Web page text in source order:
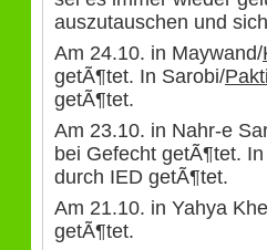
auszutauschen und
Am 24.10. in Maywand/
getÃ¶tet. In Sarobi/
getÃ¶tet.
Am 23.10. in Nahr-e
bei Gefecht getÃ¶tet.
durch IED getÃ¶tet.
Am 21.10. in Yahya
getÃ¶tet.